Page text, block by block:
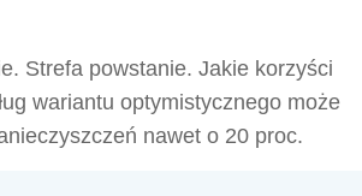
Strefa powstanie. Jakie korzyści
wariantu optymistycznego może
nawet o 20 proc.